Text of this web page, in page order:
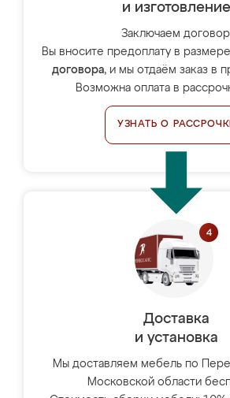
и изготовление
Заключаем
Вы вносите предоплату в размере
договора, и мы отдаём заказ в
Возможна оплата в
УЗНАТЬ О
Доставка
и установка
Мы доставляем мебель по
Московской области